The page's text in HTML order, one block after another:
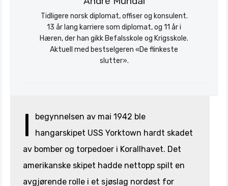
Tidligere norsk diplomat, offiser og konsulent.
13 år lang karriere som diplomat, og 11 år i
Hæren, der han gikk Befalsskole og Krigsskole.
Aktuell med bestselgeren «De flinkeste
slutter».
I
begynnelsen av mai 1942 ble
hangarskipet USS Yorktown hardt skadet
av bomber og torpedoer i Korallhavet. Det
amerikanske skipet hadde nettopp spilt en
avgjørende rolle i et sjøslag nordøst for